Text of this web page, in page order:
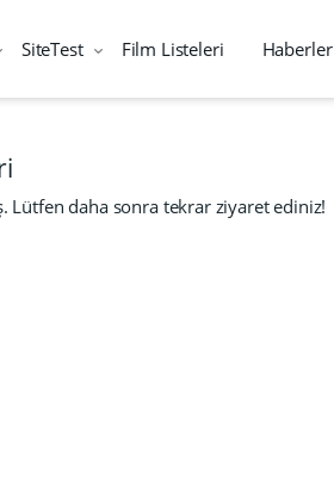
SiteTest Film Listeleri Haberler
daha sonra tekrar ziyaret ediniz!